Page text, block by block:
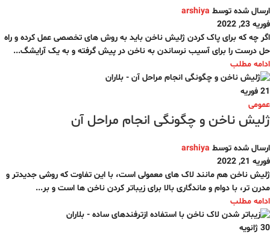
ارسال شده توسط arshiya
فوریه 23, 2022
اگر چه که برای پاک کردن ژلیش ناخن باید به روش های تخصصی عمل کرده و راه
حل درست را برای آسیب نرساندن به ناخن در پیش گرفته و به یک آرایشگ...
ادامه مطلب
21 فوریه
عمومی
ژلیش ناخن و چگونگی انجام مراحل آن
ارسال شده توسط arshiya
فوریه 21, 2022
ژلیش ناخن هم مانند لاک های معمولی است، با این تفاوت که روشی جدیدتر و
مدرن تر، با دوام و ماندگاری بالا برای زیباتر کردن ناخن ها است و بر...
ادامه مطلب
30 ژانویه